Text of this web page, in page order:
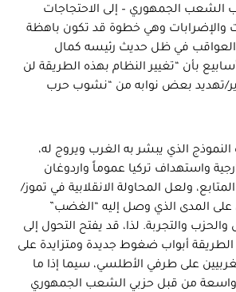
الشعب الجمهوري – إلى الاحتجاجات
والإضرابات وهي خطوة قد تكون باهظة
العواقب في ظل حديث رئيسه كمال
بأن “تغيير النظام بهذه الطريقة لن
تهديد بعض نوابه من “نشوب حرب
النموذج الذي يبشر به الغرب ويروج له،
واستهداف تركيا عموماً واردوغان
ولعل المحاولة الانقلابية في تموز/
على المدى الذي وصل إليه “الغضب”
والتجربة. لذا، قد يفتح التحول إلى
الطريقة أبواب ضغوط جديدة ومتزايدة على
على طرفي الأطلسي، سيما إذا ما
واسعة من قبل حزبي الشعب الجمهوري